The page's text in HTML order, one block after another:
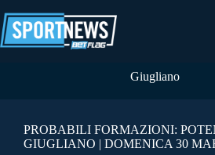
al
contenuto
Giugliano
PROBABILI FORMAZIONI:
GIUGLIANO | DOMENICA 30